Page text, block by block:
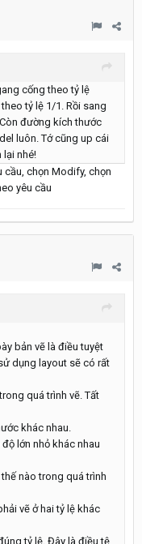
cống theo tỷ lệ
tỷ lệ 1/1. Rồi sang
đường kích thước
luôn. Tớ cũng up cái
lại nhé!
cầu, chọn Modify, chọn
yêu cầu
bản vẽ là điều tuyệt
dụng layout sẽ có rất
quá trình vẽ. Tất
khác nhau.
lớn nhỏ khác nhau
nào trong quá trình
vẽ ở hai tỷ lệ khác
tỷ lệ. Đây là điều tệ